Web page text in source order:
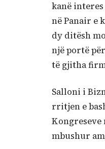
kanë
në Panair e
dy ditësh
një portë
të gjitha
Salloni i
rritjen e
Kongreseve
mbushur